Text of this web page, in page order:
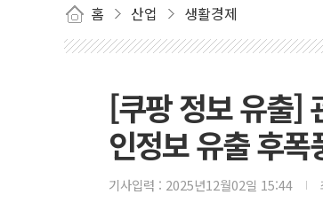
홈 산업 생활경제
[쿠팡 정보 유출]
인정보 유출 후
기사입력 : 2025년12월02일 15:44